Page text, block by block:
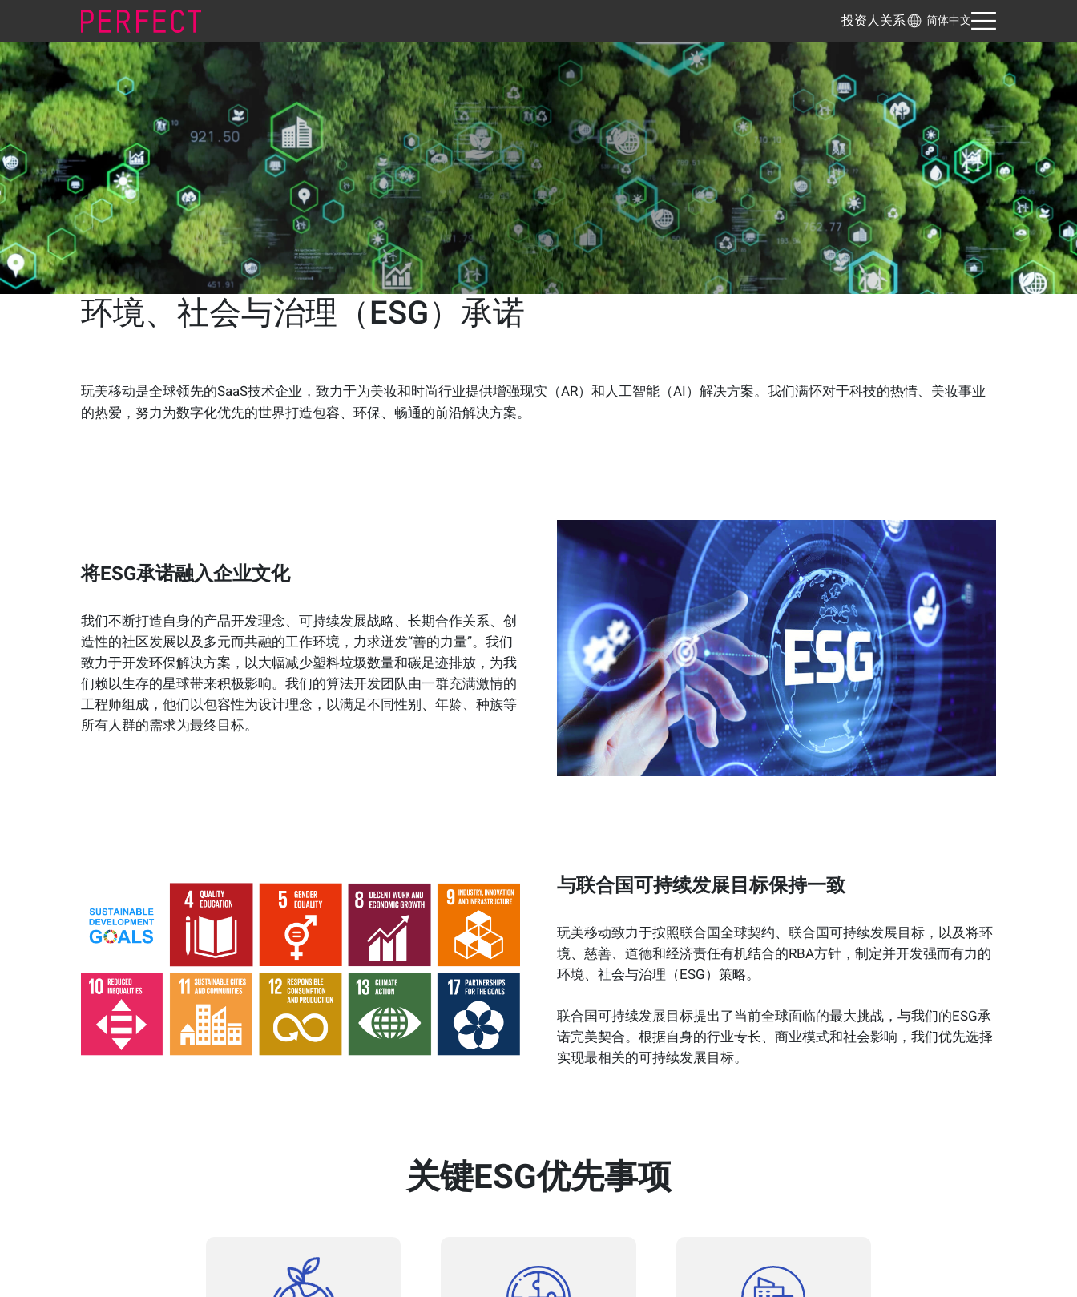
投资人关系 简体中文
环境、社会与治理（ESG）承诺
玩美移动是全球领先的SaaS技术企业，致力于为美妆和时尚行业提供增强现实（AR）和人工智能（AI）解决方案。我们满怀对于科技的热情、美妆事业
的热爱，努力为数字化优先的世界打造包容、环保、畅通的前沿解决方案。
将ESG承诺融入企业文化
我们不断打造自身的产品开发理念、可持续发展战略、长期合作关系、创
造性的社区发展以及多元而共融的工作环境，力求迸发“善的力量”。我们
致力于开发环保解决方案，以大幅减少塑料垃圾数量和碳足迹排放，为我
们赖以生存的星球带来积极影响。我们的算法开发团队由一群充满激情的
工程师组成，他们以包容性为设计理念，以满足不同性别、年龄、种族等
所有人群的需求为最终目标。
与联合国可持续发展目标保持一致
玩美移动致力于按照联合国全球契约、联合国可持续发展目标，以及将环
境、慈善、道德和经济责任有机结合的RBA方针，制定并开发强而有力的
环境、社会与治理（ESG）策略。
联合国可持续发展目标提出了当前全球面临的最大挑战，与我们的ESG承
诺完美契合。根据自身的行业专长、商业模式和社会影响，我们优先选择
实现最相关的可持续发展目标。
关键ESG优先事项